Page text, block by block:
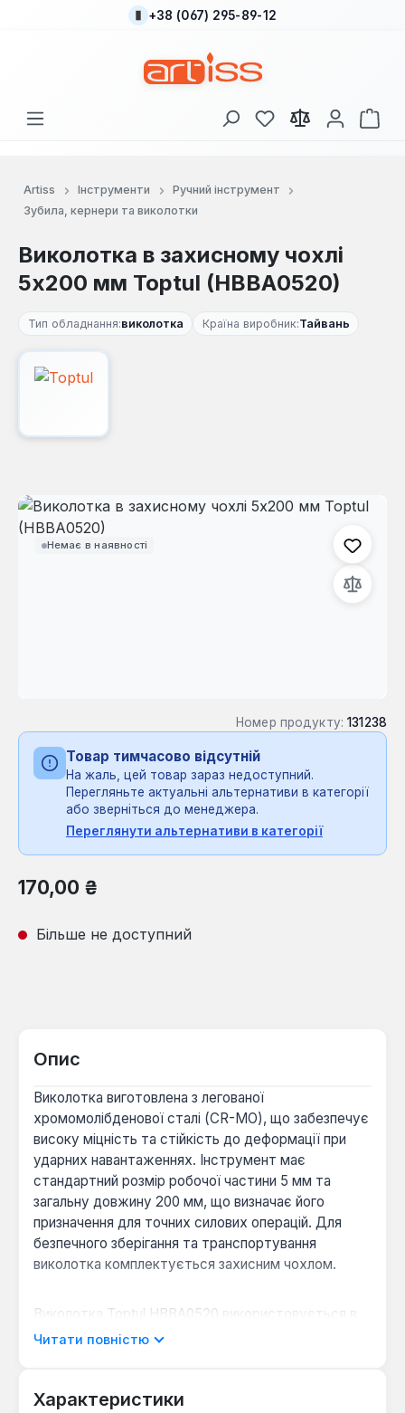
Перейти до основного вмісту
+38 (067) 295-89-12
У вас є 0 у списку
Artiss Інструменти
Ручний інструмент
Зубила, кернери та виколотки
Виколотка в захисному чохлі
5x200 мм Toptul (HBBA0520)
Тип обладнання:виколотка Країна виробник:Тайвань
Немає в наявності
Пропустити галерею зображень
Номер продукту: 131238
Товар тимчасово відсутній
На жаль, цей товар зараз недоступний.
Перегляньте актуальні альтернативи в категорії
або зверніться до менеджера.
Переглянути альтернативи в категорії
Звичайна ціна:
170,00 ₴
Більше не доступний
Опис
Виколотка виготовлена з легованої
хромомолібденової сталі (CR-MO), що забезпечує
високу міцність та стійкість до деформації при
ударних навантаженнях. Інструмент має
стандартний розмір робочої частини 5 мм та
загальну довжину 200 мм, що визначає його
призначення для точних силових операцій. Для
безпечного зберігання та транспортування
виколотка комплектується захисним чохлом.
Виколотка Toptul HBBA0520 використовується в
слюсарних, ремонтних та монтажних роботах для
роблять її придатною для робіт у
Читати повністю
Характеристики